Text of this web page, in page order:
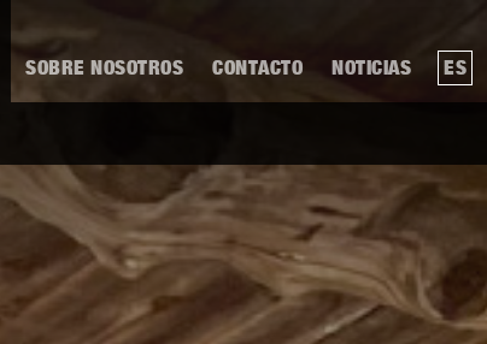
SOBRE NOSOTROS CONTACTO NOTICIAS ES